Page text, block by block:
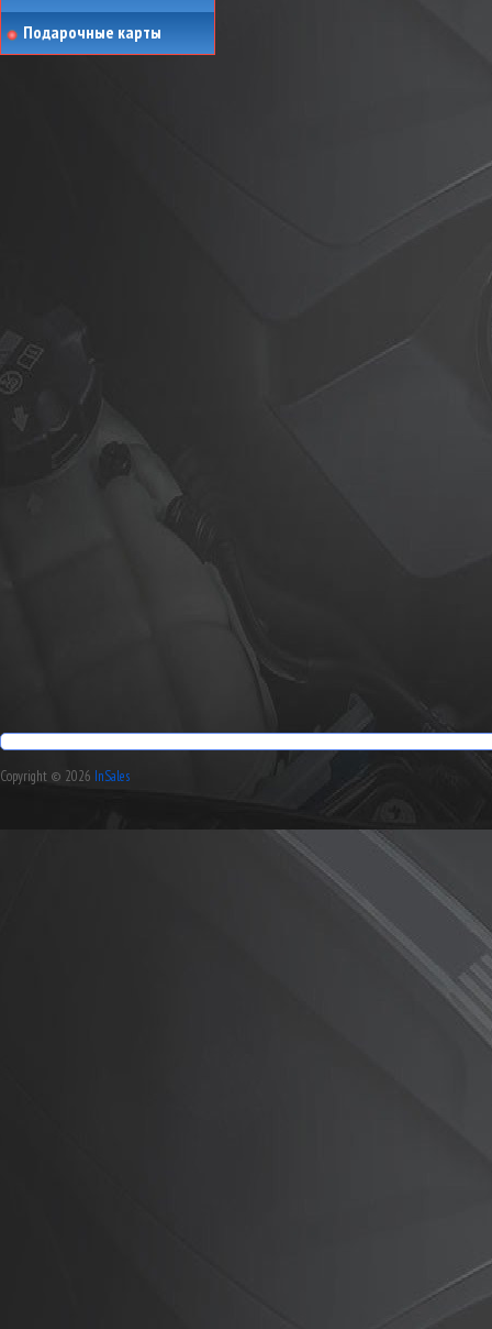
Подарочные карты
Copyright © 2026 InSales